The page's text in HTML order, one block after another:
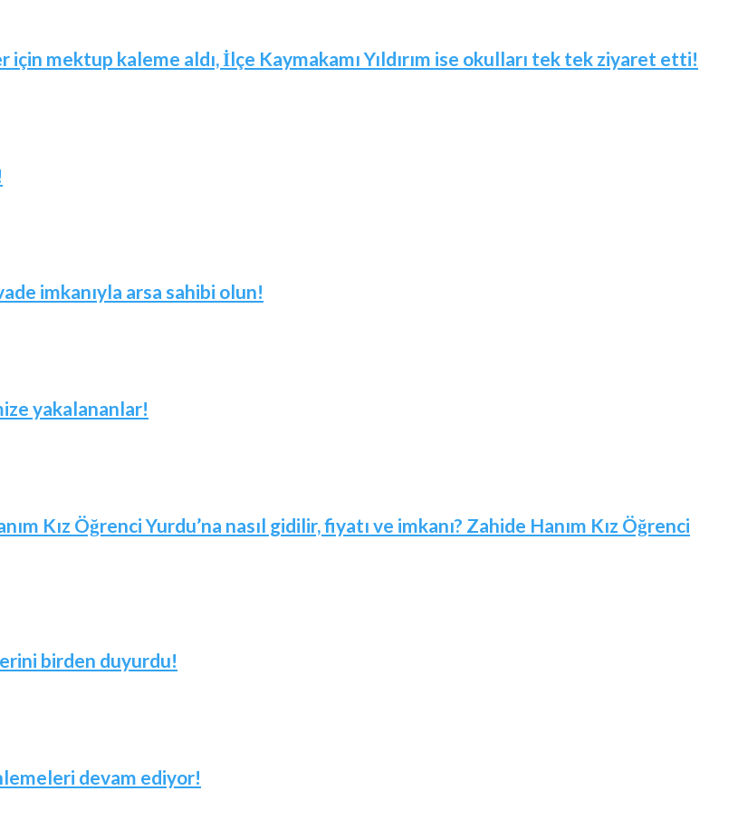
için mektup kaleme aldı, İlçe Kaymakamı Yıldırım ise okulları tek tek ziyaret etti!
imkanıyla arsa sahibi olun!
yakalananlar!
Kız Öğrenci Yurdu’na nasıl gidilir, fiyatı ve imkanı? Zahide Hanım Kız Öğrenci
birden duyurdu!
devam ediyor!